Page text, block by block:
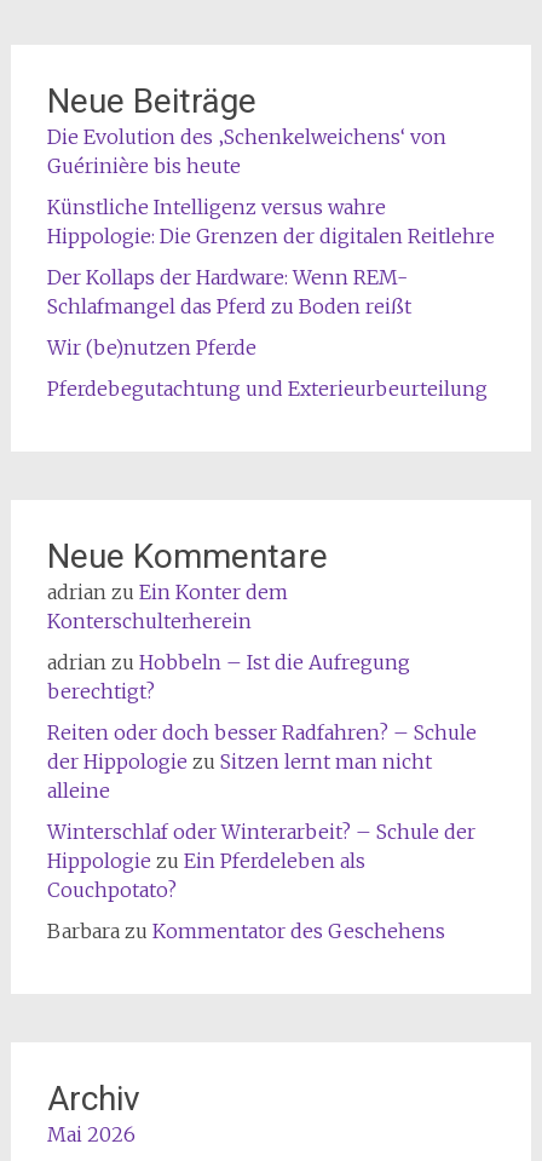
Neue Beiträge
Die Evolution des ‚Schenkelweichens‘ von
Guérinière bis heute
Künstliche Intelligenz versus wahre
Hippologie: Die Grenzen der digitalen Reitlehre
Der Kollaps der Hardware: Wenn REM-
Schlafmangel das Pferd zu Boden reißt
Wir (be)nutzen Pferde
Pferdebegutachtung und Exterieurbeurteilung
Neue Kommentare
adrian zu Ein Konter dem
Konterschulterherein
adrian zu Hobbeln – Ist die Aufregung
berechtigt?
Reiten oder doch besser Radfahren? – Schule
der Hippologie zu Sitzen lernt man nicht
alleine
Winterschlaf oder Winterarbeit? – Schule der
Hippologie zu Ein Pferdeleben als
Couchpotato?
Barbarazu Kommentator des Geschehens
Archiv
Mai 2026